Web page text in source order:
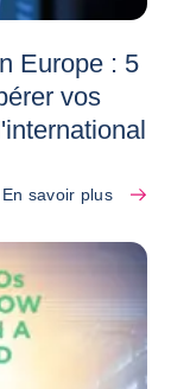
Europe : 5
vos
En savoir plus